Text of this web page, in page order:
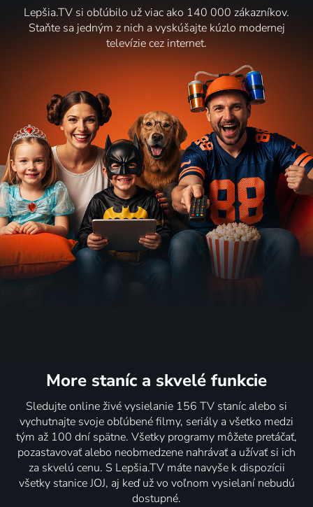
Lepšia.TV si obľúbilo už viac ako 140 000 zákazníkov.
Staňte sa jedným z nich a vyskúšajte kúzlo modernej
televízie cez internet.
More staníc a skvelé funkcie
Sledujte online živé vysielanie 156 TV staníc alebo si
vychutnajte svoje obľúbené filmy, seriály a všetko medzi
tým až 100 dní spätne. Všetky programy môžete pretáčať,
pozastavovať alebo neobmedzene nahrávať a užívať si ich
za skvelú cenu. S Lepšia.TV máte navyše k dispozícii
všetky stanice JOJ, aj keď už vo voľnom vysielaní nebudú
dostupné.